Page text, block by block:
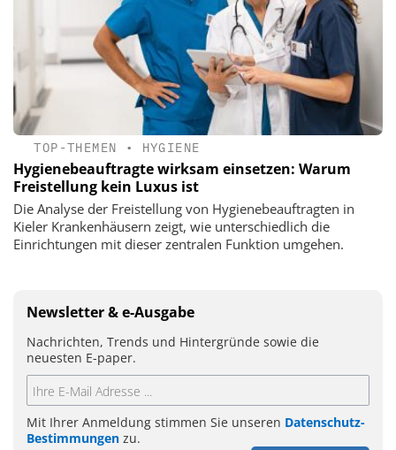
TOP-THEMEN • HYGIENE
Hygienebeauftragte wirksam einsetzen: Warum
Freistellung kein Luxus ist
Die Analyse der Freistellung von Hygienebeauftragten in
Kieler Krankenhäusern zeigt, wie unterschiedlich die
Einrichtungen mit dieser zentralen Funktion umgehen.
Newsletter & e-Ausgabe
Nachrichten, Trends und Hintergründe sowie die
neuesten E-paper.
Mit Ihrer Anmeldung stimmen Sie unseren Datenschutz-
Bestimmungen zu.